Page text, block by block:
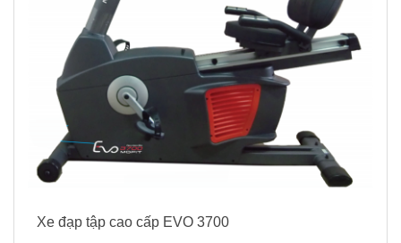
Xe đạp tập cao cấp EVO 3700